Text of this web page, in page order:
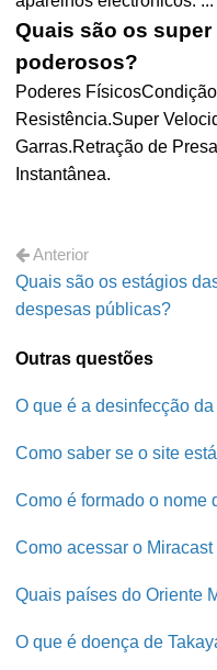
Quais são os
poderosos?
Poderes
Resistência.Super
Garras.Retração de
Instantânea.
Anterior
Quais são os estágios
despesas públicas?
Outras questões
O que é a desinfecção
Como saber se o site
Como é formado o nome
Como acessar o
Quais países do Oriente
O que é doença de